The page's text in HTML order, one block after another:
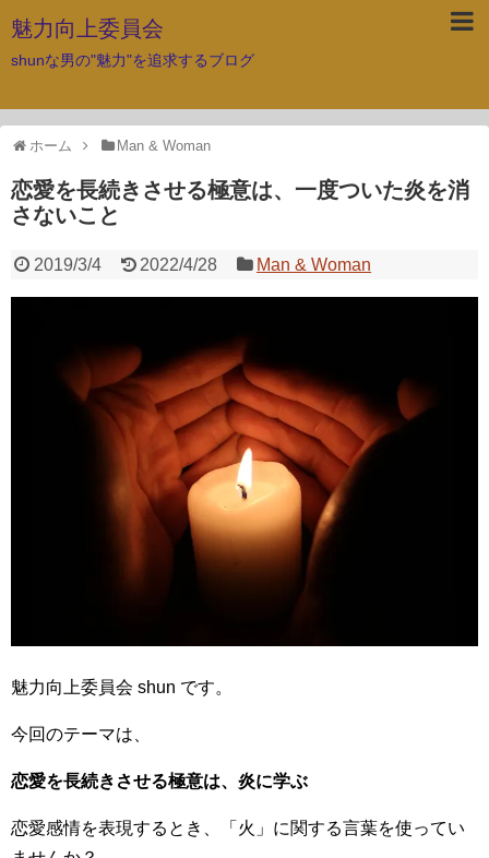
魅力向上委員会
shunな男の"魅力"を追求するブログ
ホーム Man & Woman
恋愛を長続きさせる極意は、一度ついた炎を消
さないこと
2019/3/4 2022/4/28 Man & Woman
魅力向上委員会 shun です。
今回のテーマは、
恋愛を長続きさせる極意は、炎に学ぶ
恋愛感情を表現するとき、「火」に関する言葉を使ってい